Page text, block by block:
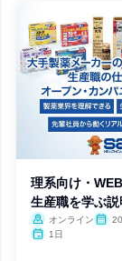
理系向け・
生産職を学ぶ
オンライン
1日